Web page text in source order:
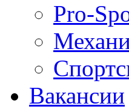
Pro-
Вакансии